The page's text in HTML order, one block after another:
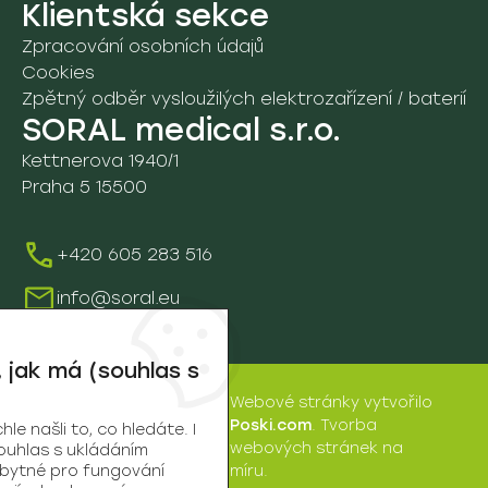
C. Sprchová lůžka a panely
4B. Nakládání s odpady
A. Nemocniční lůžka
B. Pečovatelská lůžka
C. Noční stolky
D. Ostatní
06. Léčba popálenin
A. Fluidní lůžko Sands
B. Fluidní lůžko Pearls
07. Ostatní pomůcky
7A. Fixační a ochranné pom.
08. Rehabilitace
9D. Vozíky
Údržba a servis
Školení
Klientská sekce
Zpracování osobních údajů
Cookies
Zpětný odběr vysloužilých elektrozařízení / baterií
SORAL medical s.r.o.
Kettnerova 1940/1
Praha 5 15500
+420 605 283 516
info@soral.eu
medical
s.r.o. | © 2026
Webové stránkyvytvořilo
Poski.com. Tvorba
webových stránek na
míru.
má (souhlas s
našli to, co hledáte. I
s ukládáním
pro fungování